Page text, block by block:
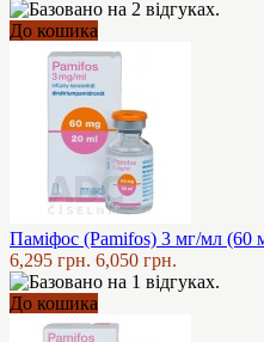
До кошика
Паміфос (Pamifos) 3 мг/мл (60
6,295 грн. 6,050 грн.
До кошика